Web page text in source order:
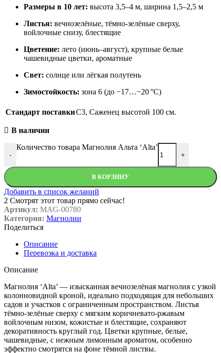
Размеры в 10 лет: высота 3,5–4 м, ширина 1,5–2,5 м
Листья: вечнозелёные, тёмно-зелёные сверху,
войлочные снизу, блестящие
Цветение: лето (июнь–август), крупные белые
чашевидные цветки, ароматные
Свет: солнце или лёгкая полутень
Зимостойкость: зона 6 (до −17…−20 °C)
Стандарт поставкиC3, Саженец высотой 100 см.
В наличии
-
Количество товара Магнолия Альта ‘Alta’
+
В КОРЗИНУ
Добавить в список желаний
2 Смотрят этот товар прямо сейчас!
Артикул: MAG-00780
Категория: Магнолии
Поделиться
Описание
Перевозка и доставка
Описание
Магнолия ‘Alta’ — изысканная вечнозелёная магнолия с узкой
колонновидной кроной, идеально подходящая для небольших
садов и участков с ограниченным пространством. Листья
тёмно-зелёные сверху с мягким коричневато-ржавым
войлочным низом, кожистые и блестящие, сохраняют
декоративность круглый год. Цветки крупные, белые,
чашевидные, с нежным лимонным ароматом, особенно
эффектно смотрятся на фоне тёмной листвы.